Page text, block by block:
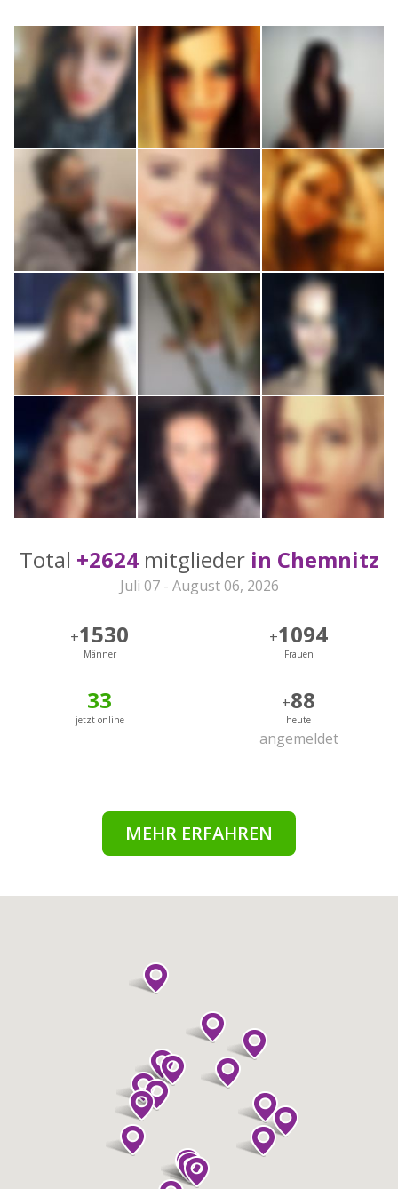
Total +2624mitglieder in Chemnitz
Juli 07 - August 06, 2026
+1530
Männer
+1094
Frauen
33
jetzt online
+88
heute
angemeldet
MEHR ERFAHREN